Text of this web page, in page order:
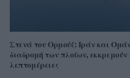
Στενά του Ορμούζ: Ιράν και
διαδρομή των πλοίων, εκκρεμούν
λεπτομέρειες